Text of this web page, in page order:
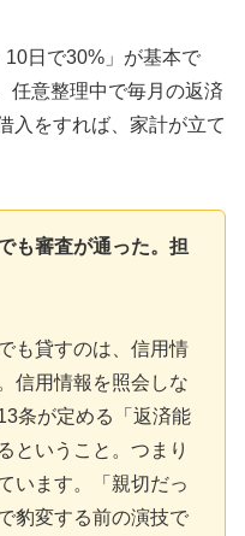
日で30%」が基本で
任意整理中で毎月の返済
入をすれば、家計が立て
も審査が通った。担
も貸すのは、信用情
信用情報を照会しな
条が定める「返済能
ということ。つまり
います。「親切だっ
豹変する前の演技で